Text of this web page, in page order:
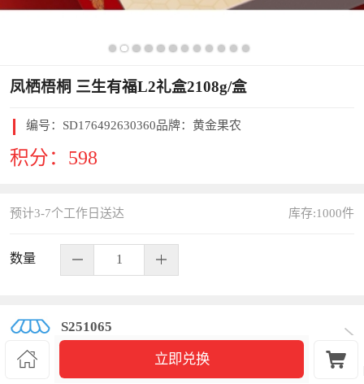
凤栖梧桐 三生有福L2礼盒2108g/盒
编号： SD176492630360品牌：黄金果农
积分： 598
库存:1000件
预计3-7个工作日送达
数量
S251065
 立即兑换 